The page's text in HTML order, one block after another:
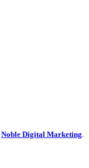
Noble Digital Marketing.